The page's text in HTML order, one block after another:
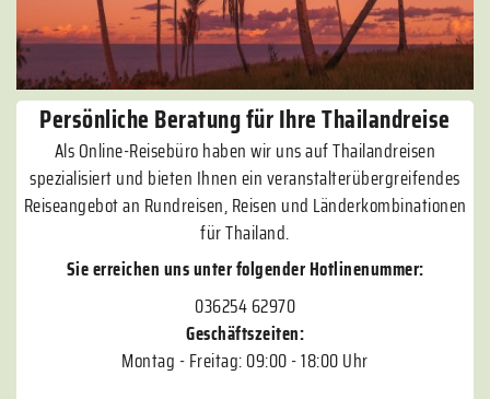
Persönliche Beratung für Ihre Thailandreise
Als Online-Reisebüro haben wir uns auf Thailandreisen
spezialisiert und bieten Ihnen ein veranstalterübergreifendes
Reiseangebot an Rundreisen, Reisen und Länderkombinationen
für Thailand.
Sie erreichen uns unter folgender Hotlinenummer:
036254 62970
Geschäftszeiten:
Montag - Freitag: 09:00 - 18:00 Uhr